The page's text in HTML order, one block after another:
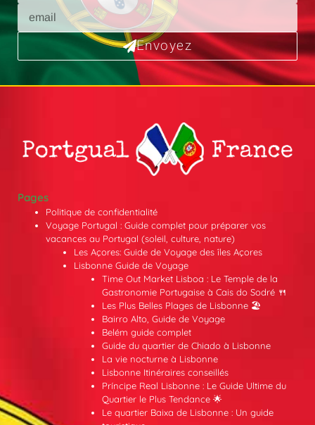
Envoyez
Pages
Politique de confidentialité
Voyage Portugal : Guide complet pour préparer vos
vacances au Portugal (soleil, culture, nature)
Les Açores: Guide de Voyage des îles Açores
Lisbonne Guide de Voyage
Time Out Market Lisboa : Le Temple de la
Gastronomie Portugaise à Cais do Sodré 🍴
Les Plus Belles Plages de Lisbonne 🏖️
Bairro Alto, Guide de Voyage
Belém guide complet
Guide du quartier de Chiado à Lisbonne
La vie nocturne à Lisbonne
Lisbonne Itinéraires conseillés
Príncipe Real Lisbonne : Le Guide Ultime du
Quartier le Plus Tendance 🌟
Le quartier Baixa de Lisbonne : Un guide